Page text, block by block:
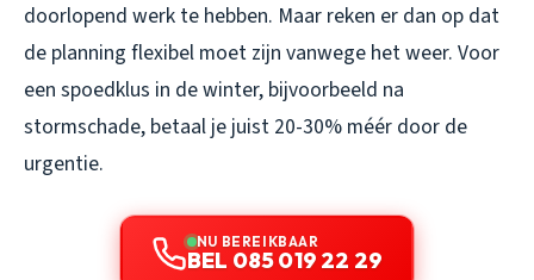
doorlopend werk te hebben. Maar reken er dan op dat
de planning flexibel moet zijn vanwege het weer. Voor
een spoedklus in de winter, bijvoorbeeld na
stormschade, betaal je juist 20-30% méér door de
urgentie.
NU BEREIKBAAR
BEL 085 019 22 29